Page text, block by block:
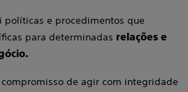
políticas e procedimentos que
para determinadas relações e
de agir com integridade